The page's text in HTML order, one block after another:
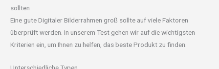
sollten
Eine gute Digitaler Bilderrahmen groß sollte auf viele Faktoren
überprüft werden. In unserem Test gehen wir auf die wichtigsten
Kriterien ein, um Ihnen zu helfen, das beste Produkt zu finden.
Unterschiedliche Typen